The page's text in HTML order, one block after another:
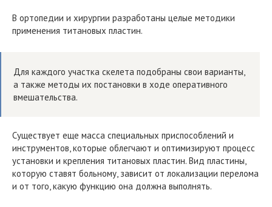
В ортопедии и хирургии разработаны целые методики
применения титановых пластин.
Для каждого участка скелета подобраны свои варианты,
а также методы их постановки в ходе оперативного
вмешательства.
Существует еще масса специальных приспособлений и
инструментов, которые облегчают и оптимизируют процесс
установки и крепления титановых пластин. Вид пластины,
которую ставят больному, зависит от локализации перелома
и от того, какую функцию она должна выполнять.